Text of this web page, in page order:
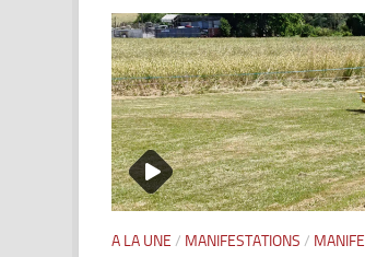
A LA UNE / MANIFESTATIONS /